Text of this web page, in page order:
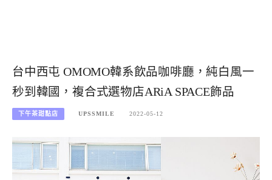
台中西屯 OMOMO韓系飲品咖啡廳，純白風一
秒到韓國，複合式選物店ARiA SPACE飾品
下午茶甜點店 UPSSMILE 2022-05-12